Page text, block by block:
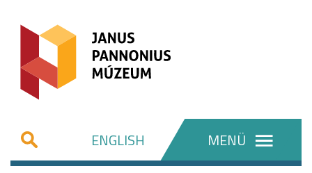
ENGLISH MENÜ